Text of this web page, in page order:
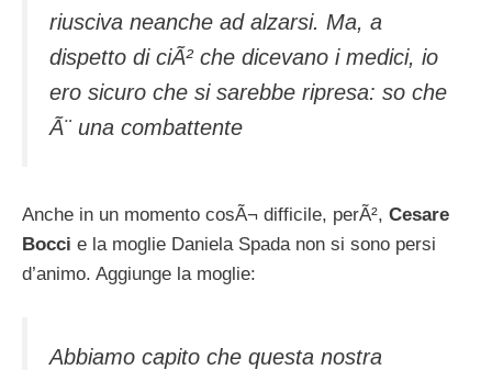
riusciva neanche ad alzarsi. Ma, a
dispetto di ciÃ² che dicevano i medici, io
ero sicuro che si sarebbe ripresa: so che
Ã¨ una combattente
Anche in un momento cosÃ¬ difficile, perÃ², Cesare
Bocci e la moglie Daniela Spada non si sono persi
d’animo. Aggiunge la moglie:
Abbiamo capito che questa nostra